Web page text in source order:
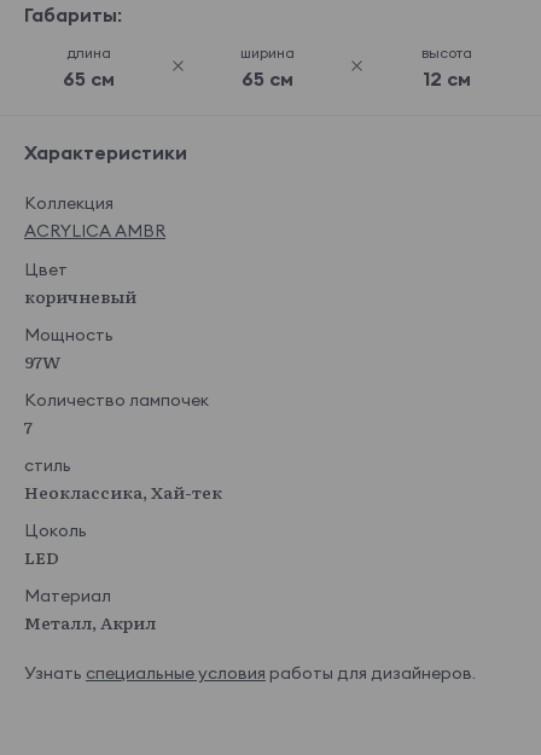
Габариты:
длина
65 см
ширина
65 см
высота
12 см
Характеристики
Коллекция
ACRYLICA AMBR
Цвет
коричневый
Мощность
97W
Количество лампочек
7
стиль
Неоклассика, Хай-тек
Цоколь
LED
Материал
Металл, Акрил
Узнать специальные условия работы для дизайнеров.